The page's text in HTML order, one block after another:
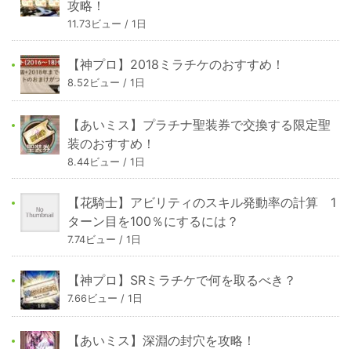
攻略！
11.73ビュー / 1日
【神プロ】2018ミラチケのおすすめ！
8.52ビュー / 1日
【あいミス】プラチナ聖装券で交換する限定聖
装のおすすめ！
8.44ビュー / 1日
【花騎士】アビリティのスキル発動率の計算 1
ターン目を100％にするには？
7.74ビュー / 1日
【神プロ】SRミラチケで何を取るべき？
7.66ビュー / 1日
【あいミス】深淵の封穴を攻略！